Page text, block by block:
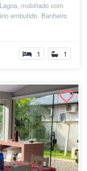
mobiliado com
embutido. Banheiro
1 1